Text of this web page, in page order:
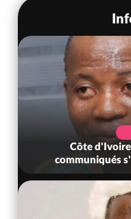
Côte
communiqués